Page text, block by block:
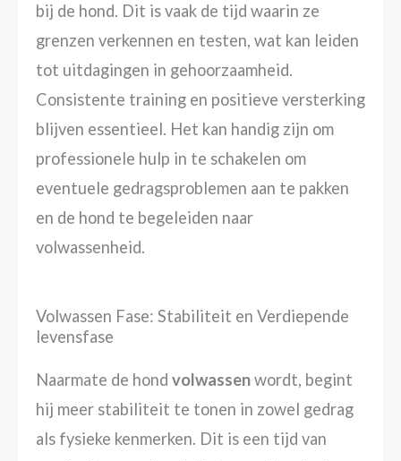
bij de hond. Dit is vaak de tijd waarin ze
grenzen verkennen en testen, wat kan leiden
tot uitdagingen in gehoorzaamheid.
Consistente training en positieve versterking
blijven essentieel. Het kan handig zijn om
professionele hulp in te schakelen om
eventuele gedragsproblemen aan te pakken
en de hond te begeleiden naar
volwassenheid.
Volwassen Fase: Stabiliteit en Verdiepende
levensfase
Naarmate de hond volwassenwordt, begint
hij meer stabiliteit te tonen in zowel gedrag
als fysieke kenmerken. Dit is een tijd van